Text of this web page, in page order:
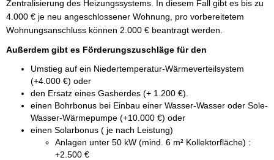
Zentralisierung des Heizungssystems. In diesem Fall gibt es bis zu
4.000 € je neu angeschlossener Wohnung, pro vorbereitetem
Wohnungsanschluss können 2.000 € beantragt werden.
Außerdem gibt es Förderungszuschläge für den
Umstieg auf ein Niedertemperatur-Wärmeverteilsystem
(+4.000 €) oder
den Ersatz eines Gasherdes (+ 1.200 €).
einen Bohrbonus bei Einbau einer Wasser-Wasser oder Sole-
Wasser-Wärmepumpe (+10.000 €) oder
einen Solarbonus ( je nach Leistung)
Anlagen unter 50 kW (mind. 6 m² Kollektorfläche) :
+2.500 €